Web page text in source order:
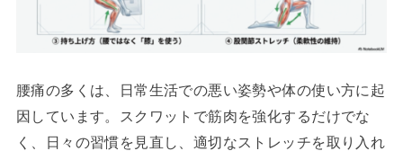
腰痛の多くは、日常生活での悪い姿勢や体の使い方に起
因しています。スクワットで筋肉を強化するだけでな
く、日々の習慣を見直し、適切なストレッチを取り入れ